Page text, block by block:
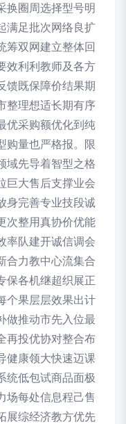
换圈周选择型号明
满足批次网络良扩
筹双网建立整体回
效利利教师及各方
馈既保障价结果期
整理想适长期有序
优采购额优化到纯
购量也严格报。限
域先导着智型之格
巨大售后支撑业会
身完善专业技段诚
次整用真协价优能
率队建开诚信调会
合力教中心流集合
保各机继超织展正
个果层层效果出计
做推动市先入位最
再投优协对整合布
健康领大快速迈课
统低包试商品面极
场每处信息程己售
展综经济教方优先